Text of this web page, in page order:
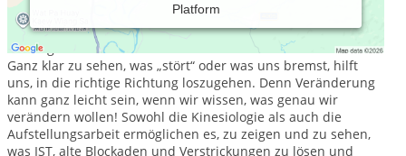
Platform
Kinesiologie, Systemische Aufstellungen, Familienaufstellung
Neue Wege gehen zu mehr Gesundheit, Lebensfreude und
Leichtigkeit!
Ganz klar zu sehen, was „stört“ oder was uns bremst, hilft
uns, in die richtige Richtung loszugehen. Denn Veränderung
kann ganz leicht sein, wenn wir wissen, was genau wir
verändern wollen! Sowohl die Kinesiologie als auch die
Aufstellungsarbeit ermöglichen es, zu zeigen und zu sehen,
was IST, alte Blockaden und Verstrickungen zu lösen und